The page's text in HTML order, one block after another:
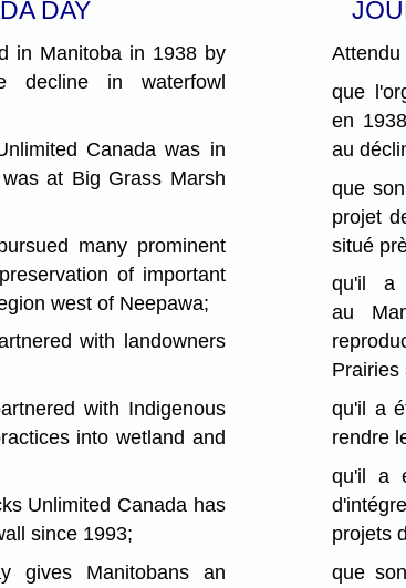
DAY
in Manitoba in 1938 by
decline in waterfowl
Canada was in
at Big Grass Marsh
many prominent
of important
west of Neepawa;
with landowners
with Indigenous
into wetland and
Unlimited Canada has
since 1993;
gives Manitobans an
Attendu
que
en
au
que
projet
situé
qu'il a
au
Prairies
qu'il a
rendre
qu'il a
projets
que